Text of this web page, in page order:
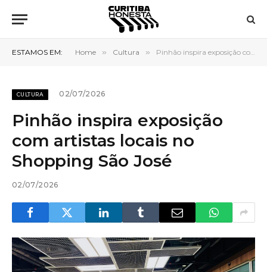
ESTAMOS EM: Home » Cultura » Pinhão inspira exposição com artistas locais no Shopping São José
CULTURA 02/07/2026
Pinhão inspira exposição
com artistas locais no
Shopping São José
02/07/2026